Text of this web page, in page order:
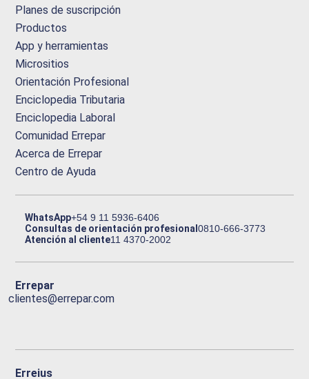
Planes de suscripción
Productos
App y herramientas
Micrositios
Orientación Profesional
Enciclopedia Tributaria
Enciclopedia Laboral
Comunidad Errepar
Acerca de Errepar
Centro de Ayuda
WhatsApp+54 9 11 5936-6406
Consultas de orientación profesional0810-666-3773
Atención al cliente11 4370-2002
Errepar
clientes@errepar.com
Erreius